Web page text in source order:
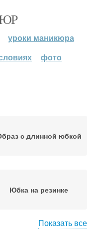
уроки маникюра
фото
с длинной юбкой
Юбка на резинке
Показать все